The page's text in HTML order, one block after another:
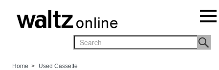
Home >
Used Cassette